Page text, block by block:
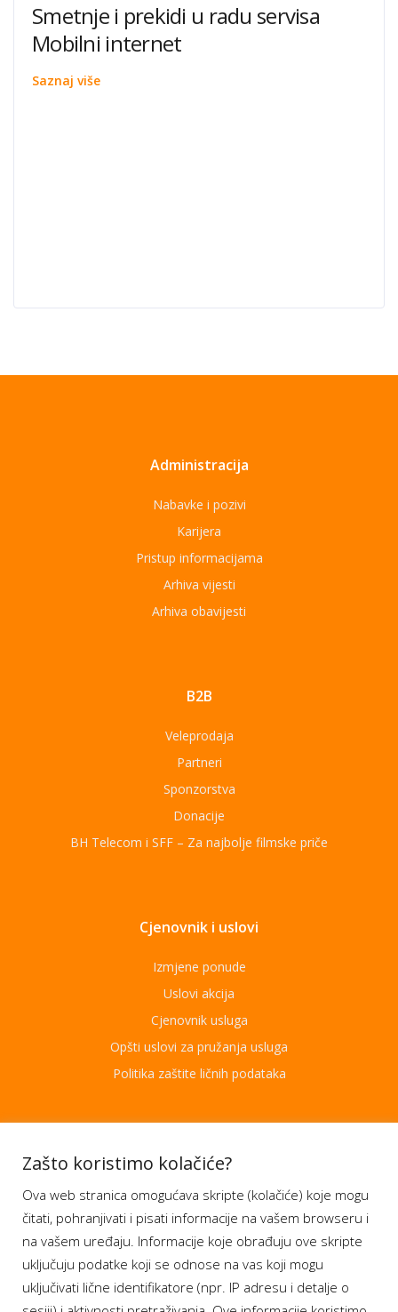
Smetnje i prekidi u radu servisa
Mobilni internet
Saznaj više
Administracija
Nabavke i pozivi
Karijera
Pristup informacijama
Arhiva vijesti
Arhiva obavijesti
B2B
Veleprodaja
Partneri
Sponzorstva
Donacije
BH Telecom i SFF – Za najbolje filmske priče
Cjenovnik i uslovi
Izmjene ponude
Uslovi akcija
Cjenovnik usluga
Opšti uslovi za pružanja usluga
Politika zaštite ličnih podataka
Aplikacije
Moj BH Telecom
Dostupnost usluga
Moja webTV
Aukcije BH Telecom
Zašto koristimo kolačiće?
Ova web stranica omogućava skripte (kolačiće) koje mogu
čitati, pohranjivati i pisati informacije na vašem browseru i
na vašem uređaju. Informacije koje obrađuju ove skripte
uključuju podatke koji se odnose na vas koji mogu
uključivati lične identifikatore (npr. IP adresu i detalje o